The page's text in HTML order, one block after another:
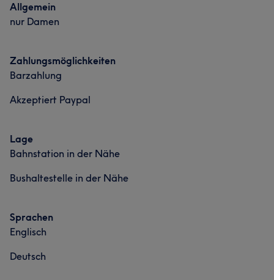
Allgemein
nur Damen
Zahlungsmöglichkeiten
Barzahlung
Akzeptiert Paypal
Lage
Bahnstation in der Nähe
Bushaltestelle in der Nähe
Sprachen
Englisch
Deutsch